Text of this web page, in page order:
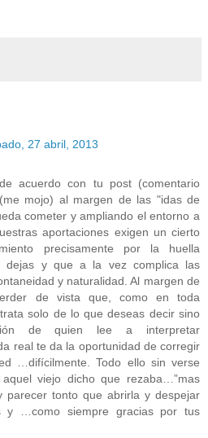
27 abril, 2013
acuerdo con tu post (comentario
mojo) al margen de las "idas de
cometer y ampliando el entorno a
aportaciones exigen un cierto
precisamente por la huella
dejas y que a la vez complica las
y naturalidad. Al margen de
de vista que, como en toda
solo de lo que deseas decir sino
de quien lee a interpretar
real te da la oportunidad de corregir
…difícilmente. Todo ello sin verse
viejo dicho que rezaba…”mas
parecer tonto que abrirla y despejar
y …como siempre gracias por tus